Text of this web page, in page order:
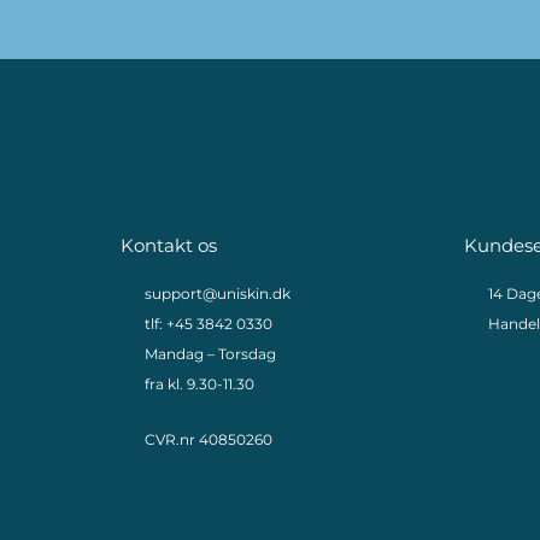
Kontakt os
support@uniskin.dk
tlf: +45 3842 0330
Mandag – Torsdag
fra kl. 9.30-11.30
CVR.nr 40850260
14